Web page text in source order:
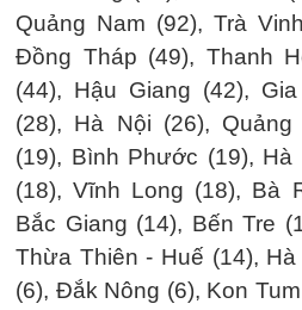
Quảng Nam (92), Trà
Đồng Tháp (49), Thanh
(44), Hậu Giang (42),
(28), Hà Nội (26),
(19), Bình Phước (19), Hà
(18), Vĩnh Long (18), Bà
Bắc Giang (14), Bến Tre
Thừa Thiên - Huế (14),
(6), Đắk Nông (6), Kon